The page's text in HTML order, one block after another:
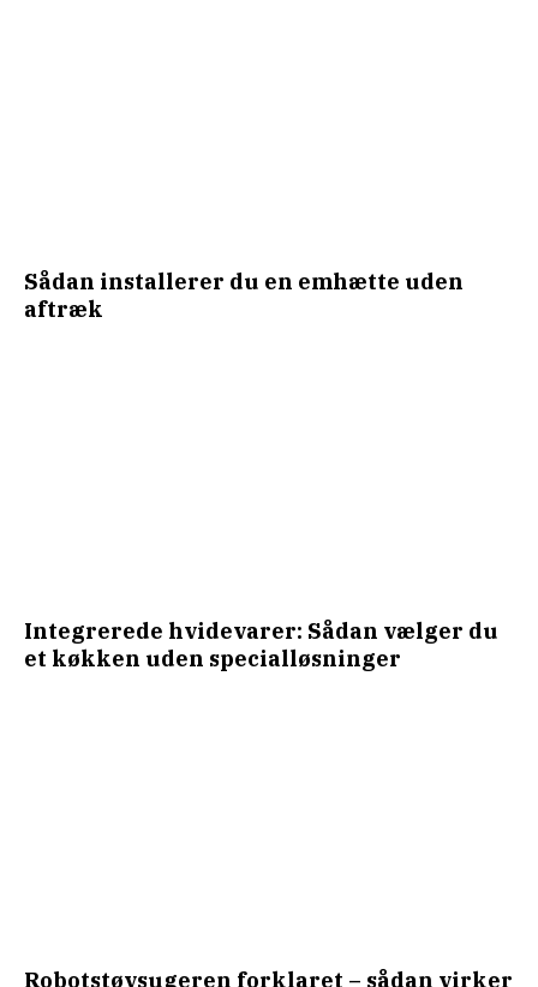
Sådan installerer du en emhætte uden
aftræk
Integrerede hvidevarer: Sådan vælger du
et køkken uden specialløsninger
Robotstøvsugeren forklaret – sådan virker